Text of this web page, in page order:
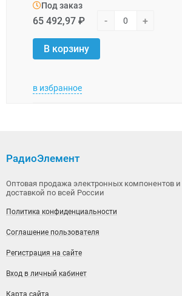
Под заказ
65 492,97 ₽ - +
В корзину
в избранное
РадиоЭлемент
Оптовая продажа электронных компонентов
доставкой по всей России
Политика конфиденциальности
Соглашение пользователя
Регистрация на сайте
Вход в личный кабинет